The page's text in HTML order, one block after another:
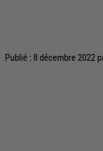
Publié : 8 décembre 2022